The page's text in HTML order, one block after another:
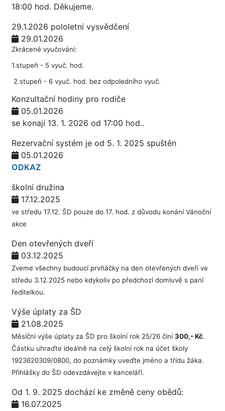
18:00 hod. Děkujeme.
29.1.2026 pololetní vysvědčení
29.01.2026
Zkrácené vyučování:
1.stupeň - 5 vyuč. hod.
2.stupeň - 6 vyuč. hod. bez odpoledního vyuč.
Konzultační hodiny pro rodiče
05.01.2026
se konají 13. 1. 2026 od 17:00 hod..
Rezervační systém je od 5. 1. 2025 spuštěn
05.01.2026
ODKAZ
školní družina
17.12.2025
ve středu 17.12. ŠD pouze do 17. hod. z důvodu konání Vánoční
akce
Den otevřených dveří
03.12.2025
Zveme všechny budoucí prvňáčky na den otevřených dveří ve
středu 3.12.2025 nebo kdykoliv po předchozí domluvě s paní
ředitelkou.
Výše úplaty za ŠD
21.08.2025
Měsíční výše úplaty za ŠD pro školní rok 25/26 činí300,- Kč.
Částku uhraďte ideálně na celý školní rok na účet školy
1923620309/0800, do poznámky uveďte jméno a třídu žáka.
Přihlášky do ŠD odevzdávejte v kanceláři.
Od 1. 9. 2025 dochází ke změně ceny obědů:
16.07.2025